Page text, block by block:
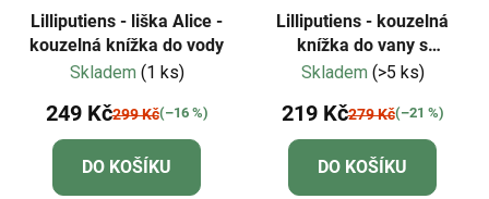
Lilliputiens - liška Alice -
kouzelná knížka do vody
Skladem (1 ks)
249 Kč299 Kč(–16 %)
DO KOŠÍKU
Lilliputiens - kouzelná
knížka do vany s
přísavkami - Fiesta
Skladem (>5 ks)
219 Kč279 Kč(–21 %)
DO KOŠÍKU